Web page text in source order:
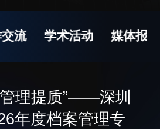
先进集成技术研究所
生物医学与健康工程研
生物医药与技术研究所
脑认知与脑疾病研究所
流 学术活动 媒体报道
理提质”——深圳
年度档案管理专